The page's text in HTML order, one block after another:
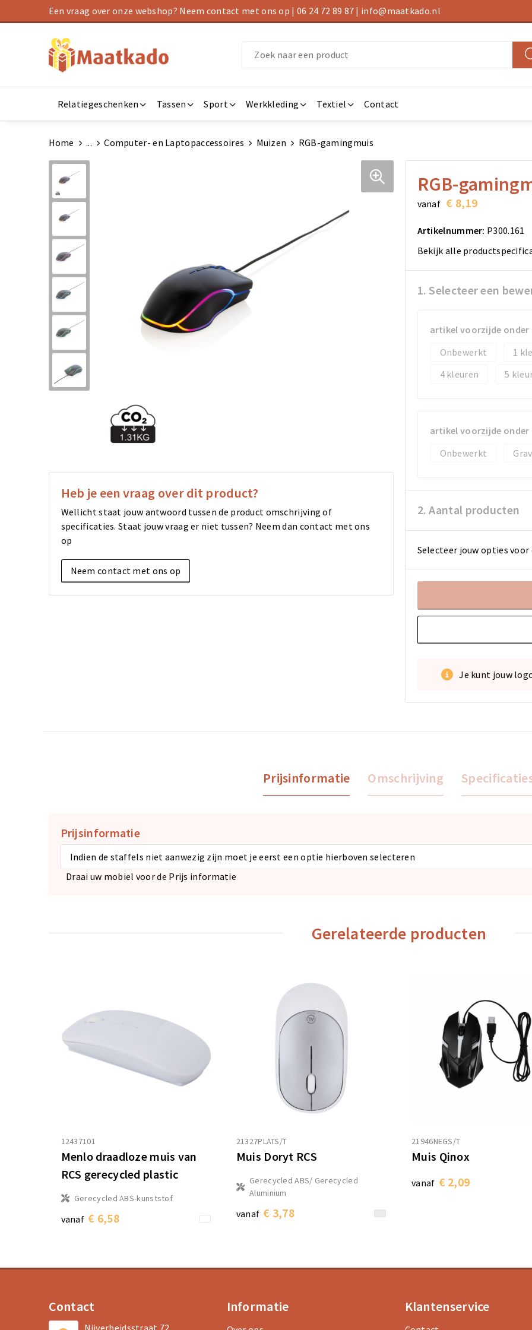
Een vraag over onze webshop? Neem contact met ons op | 06 24 72 89 87 | info@maatkado.nl
Relatiegeschenken Tassen Sport Werkkleding Textiel Contact
Home ... Computer- en Laptopaccessoires Muizen RGB-gamingmuis
Heb je een vraag over dit product?
Wellicht staat jouw antwoord tussen de product omschrijving of
specificaties. Staat jouw vraag er niet tussen? Neem dan contact met ons
op
Neem contact met ons op
RGB-
vanaf € 8,19
Artikelnummer: P300.161
Bekijk alle
1. Selecteer een
artikel voorzijde onder
Onbewerkt
1
4
5
artikel voorzijde onder
Onbewerkt
2. Aantal producten
Selecteer jouw opties voor
Je kunt jouw
Prijsinformatie Omschrijving
Prijsinformatie
Indien de staffels niet aanwezig zijn moet je eerst een optie hierboven selecteren
Draai uw mobiel voor de Prijs informatie
Gerelateerde producten
12437101
Menlo draadloze muis van
RCS gerecycled plastic
Gerecycled ABS-kunststof
vanaf € 6,58
21327PLATS/T
Muis Doryt RCS
Gerecycled ABS/ Gerecycled
Aluminium
vanaf € 3,78
21946NEGS/T
Muis Qinox
vanaf € 2,09
Contact Informatie Klantenservice